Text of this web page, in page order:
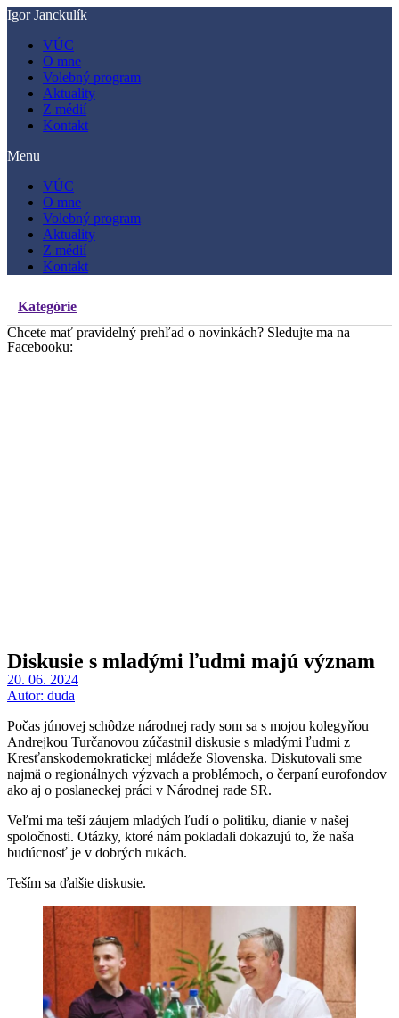
Preskočiť
obsah
Igor Janckulík
VÚC
O mne
Volebný program
Aktuality
Z médií
Kontakt
Menu
VÚC
O mne
Volebný program
Aktuality
Z médií
Kontakt
Kategórie
Chcete mať pravidelný prehľad o novinkách? Sledujte ma na
Facebooku:
Diskusie s mladými ľudmi majú význam
20. 06. 2024
Autor: duda
Počas júnovej schôdze národnej rady som sa s mojou kolegyňou
Andrejkou Turčanovou zúčastnil diskusie s mladými ľudmi z
Kresťanskodemokratickej mládeže Slovenska. Diskutovali sme
najmä o regionálnych výzvach a problémoch, o čerpaní eurofondov
ako aj o poslaneckej práci v Národnej rade SR.
Veľmi ma teší záujem mladých ľudí o politiku, dianie v našej
spoločnosti. Otázky, ktoré nám pokladali dokazujú to, že naša
budúcnosť je v dobrých rukách.
Teším sa ďalšie diskusie.